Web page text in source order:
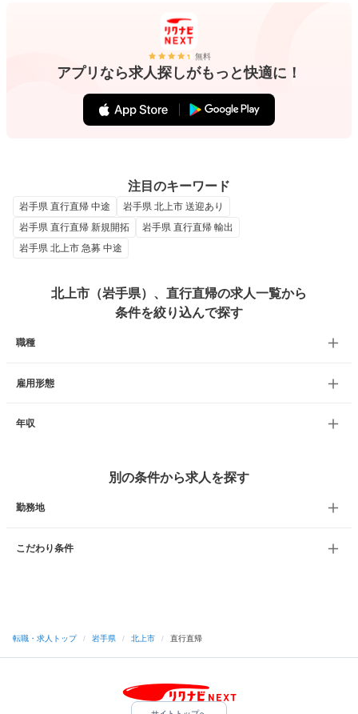
無料
アプリなら求人探しがもっと快適に！
注目のキーワード
岩手県 直行直帰 中途
岩手県 北上市 送迎あり
岩手県 直行直帰 新規開拓
岩手県 直行直帰 輸出
岩手県 北上市 急募 中途
北上市（岩手県）、直行直帰の求人一覧から
条件を絞り込んで探す
職種
雇用形態
年収
別の条件から求人を探す
勤務地
こだわり条件
転職・求人トップ / 岩手県 / 北上市 / 直行直帰